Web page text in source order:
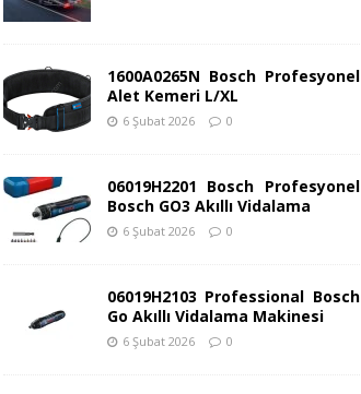
1600A0265N Bosch Profesyonel
Alet Kemeri L/XL
6 Şubat 2026 0
06019H2201 Bosch Profesyonel
Bosch GO3 Akıllı Vidalama
6 Şubat 2026 0
06019H2103 Professional Bosch
Go Akıllı Vidalama Makinesi
6 Şubat 2026 0